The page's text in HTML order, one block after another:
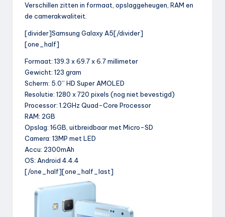
Verschillen zitten in formaat, opslaggeheugen, RAM en
de camerakwaliteit.
[divider]Samsung Galaxy A5[/divider]
[one_half]
Formaat: 139.3 x 69.7 x 6.7 millimeter
Gewicht: 123 gram
Scherm: 5.0” HD Super AMOLED
Resolutie: 1280 x 720 pixels (nog niet bevestigd)
Processor: 1.2GHz Quad-Core Processor
RAM: 2GB
Opslag: 16GB, uitbreidbaar met Micro-SD
Camera: 13MP met LED
Accu: 2300mAh
OS: Android 4.4.4
[/one_half][one_half_last]